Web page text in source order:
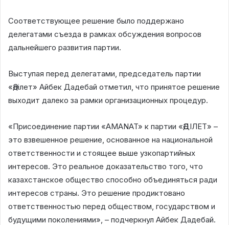
Соответствующее решение было поддержано
делегатами съезда в рамках обсуждения вопросов
дальнейшего развития партии.
Выступая перед делегатами, председатель партии
«Әділет» Айбек Дадебай отметил, что принятое решение
выходит далеко за рамки организационных процедур.
«Присоединение партии «AMANAT» к партии «ӘДІЛЕТ» –
это взвешенное решение, основанное на национальной
ответственности и стоящее выше узкопартийных
интересов. Это реальное доказательство того, что
казахстанское общество способно объединяться ради
интересов страны. Это решение продиктовано
ответственностью перед обществом, государством и
будущими поколениями», – подчеркнул Айбек Дадебай.